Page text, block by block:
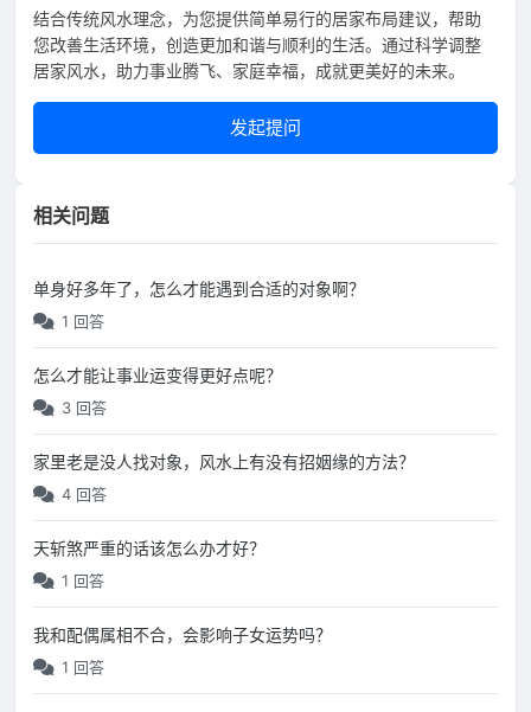
结合传统风水理念，为您提供简单易行的居家布局建议，帮助
您改善生活环境，创造更加和谐与顺利的生活。通过科学调整
居家风水，助力事业腾飞、家庭幸福，成就更美好的未来。
发起提问
相关问题
单身好多年了，怎么才能遇到合适的对象啊？
1 回答
怎么才能让事业运变得更好点呢？
3 回答
家里老是没人找对象，风水上有没有招姻缘的方法？
4 回答
天斩煞严重的话该怎么办才好？
1 回答
我和配偶属相不合，会影响子女运势吗？
1 回答